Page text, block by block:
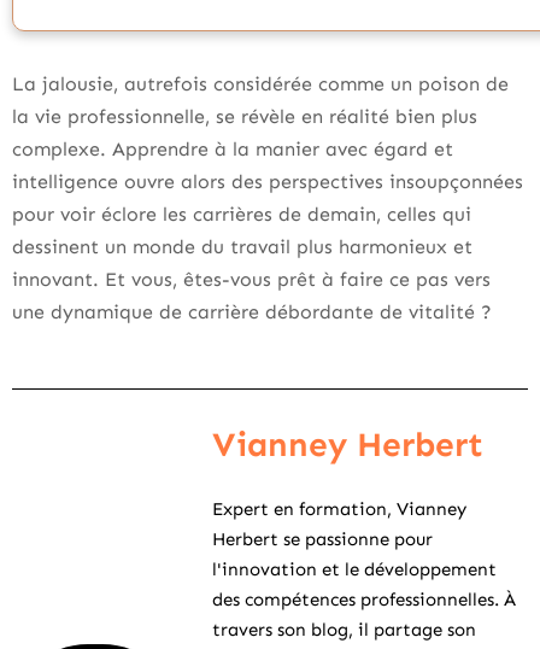
La jalousie, autrefois considérée comme un poison de
la vie professionnelle, se révèle en réalité bien plus
complexe. Apprendre à la manier avec égard et
intelligence ouvre alors des perspectives insoupçonnées
pour voir éclore les carrières de demain, celles qui
dessinent un monde du travail plus harmonieux et
innovant. Et vous, êtes-vous prêt à faire ce pas vers
une dynamique de carrière débordante de vitalité ?
Vianney Herbert
Expert en formation, Vianney
Herbert se passionne pour
l'innovation et le développement
des compétences professionnelles. À
travers son blog, il partage son